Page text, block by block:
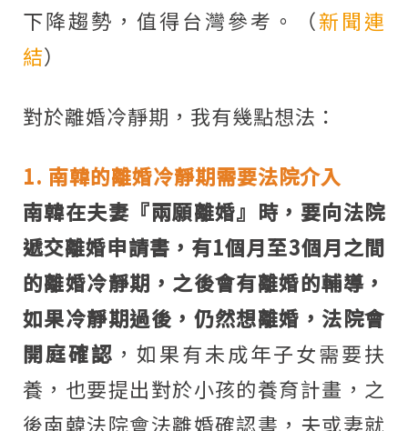
下降趨勢，值得台灣參考。（新聞連
結）
對於離婚冷靜期，我有幾點想法：
1. 南韓的離婚冷靜期需要法院介入
南韓在夫妻『兩願離婚』時，要向法院
遞交離婚申請書，有1個月至3個月之間
的離婚冷靜期，之後會有離婚的輔導，
如果冷靜期過後，仍然想離婚，法院會
開庭確認 ，如果有未成年子女需要扶
養，也要提出對於小孩的養育計畫，之
後南韓法院會法離婚確認書，夫或妻就